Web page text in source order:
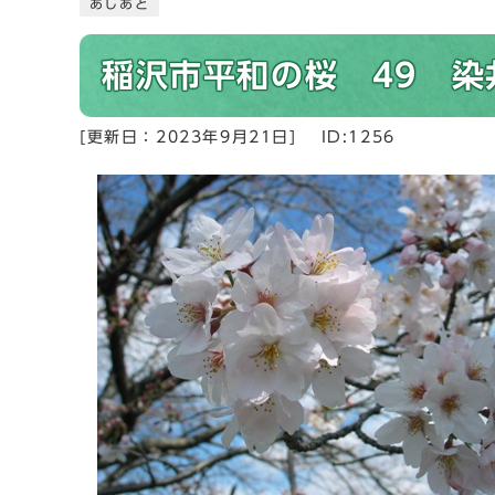
あしあと
稲沢市平和の桜 49 染
[更新日： 2023年9月21日 ID:1256